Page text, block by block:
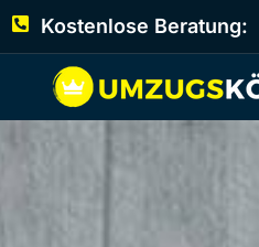
Kostenlose Beratung: